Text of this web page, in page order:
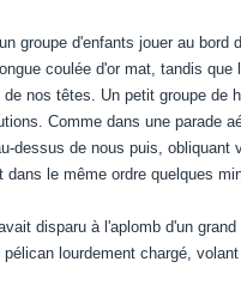
groupe d'enfants jouer au
coulée d'or mat, tandis
nos têtes. Un petit groupe
Comme dans une parade
dessus de nous puis,
le même ordre quelques
disparu à l'aplomb d'un
pélican lourdement chargé,